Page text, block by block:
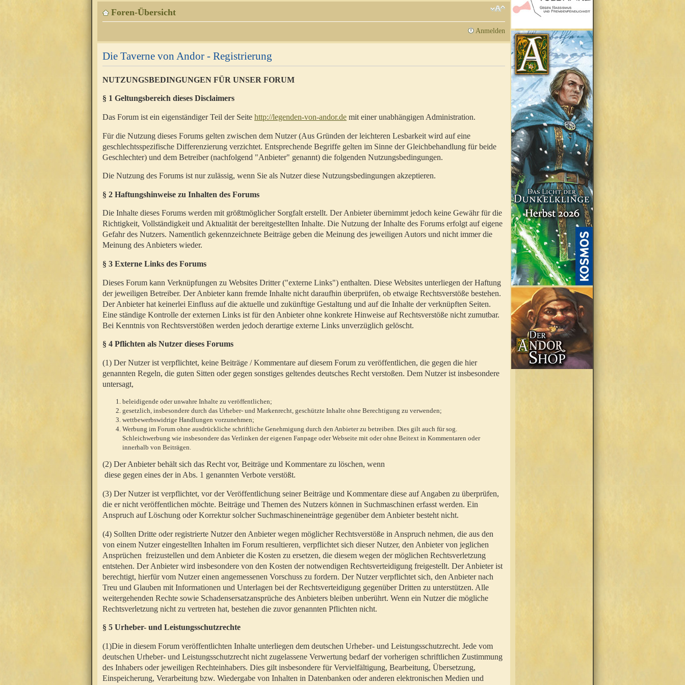
Foren-Übersicht
Anmelden
Die Taverne von Andor - Registrierung
NUTZUNGSBEDINGUNGEN FÜR UNSER FORUM
§ 1 Geltungsbereich dieses Disclaimers
Das Forum ist ein eigenständiger Teil der Seite http://legenden-von-andor.de mit einer unabhängigen Administration.
Für die Nutzung dieses Forums gelten zwischen dem Nutzer (Aus Gründen der leichteren Lesbarkeit wird auf eine
geschlechtsspezifische Differenzierung verzichtet. Entsprechende Begriffe gelten im Sinne der Gleichbehandlung für beide
Geschlechter) und dem Betreiber (nachfolgend "Anbieter" genannt) die folgenden Nutzungsbedingungen.
Die Nutzung des Forums ist nur zulässig, wenn Sie als Nutzer diese Nutzungsbedingungen akzeptieren.
§ 2 Haftungshinweise zu Inhalten des Forums
Die Inhalte dieses Forums werden mit größtmöglicher Sorgfalt erstellt. Der Anbieter übernimmt jedoch keine Gewähr für die
Richtigkeit, Vollständigkeit und Aktualität der bereitgestellten Inhalte. Die Nutzung der Inhalte des Forums erfolgt auf eigene
Gefahr des Nutzers. Namentlich gekennzeichnete Beiträge geben die Meinung des jeweiligen Autors und nicht immer die
Meinung des Anbieters wieder.
§ 3 Externe Links des Forums
Dieses Forum kann Verknüpfungen zu Websites Dritter ("externe Links") enthalten. Diese Websites unterliegen der Haftung
der jeweiligen Betreiber. Der Anbieter kann fremde Inhalte nicht daraufhin überprüfen, ob etwaige Rechtsverstöße bestehen.
Der Anbieter hat keinerlei Einfluss auf die aktuelle und zukünftige Gestaltung und auf die Inhalte der verknüpften Seiten.
Eine ständige Kontrolle der externen Links ist für den Anbieter ohne konkrete Hinweise auf Rechtsverstöße nicht zumutbar.
Bei Kenntnis von Rechtsverstößen werden jedoch derartige externe Links unverzüglich gelöscht.
§ 4 Pflichten als Nutzer dieses Forums
(1) Der Nutzer ist verpflichtet, keine Beiträge / Kommentare auf diesem Forum zu veröffentlichen, die gegen die hier
genannten Regeln, die guten Sitten oder gegen sonstiges geltendes deutsches Recht verstoßen. Dem Nutzer ist insbesondere
untersagt,
beleidigende oder unwahre Inhalte zu veröffentlichen;
gesetzlich, insbesondere durch das Urheber- und Markenrecht, geschützte Inhalte ohne Berechtigung zu verwenden;
wettbewerbswidrige Handlungen vorzunehmen;
Werbung im Forum ohne ausdrückliche schriftliche Genehmigung durch den Anbieter zu betreiben. Dies gilt auch für sog.
Schleichwerbung wie insbesondere das Verlinken der eigenen Fanpage oder Webseite mit oder ohne Beitext in Kommentaren oder
innerhalb von Beiträgen.
(2) Der Anbieter behält sich das Recht vor, Beiträge und Kommentare zu löschen, wenn
diese gegen eines der in Abs. 1 genannten Verbote verstößt.
(3) Der Nutzer ist verpflichtet, vor der Veröffentlichung seiner Beiträge und Kommentare diese auf Angaben zu überprüfen,
die er nicht veröffentlichen möchte. Beiträge und Themen des Nutzers können in Suchmaschinen erfasst werden. Ein
Anspruch auf Löschung oder Korrektur solcher Suchmaschineneinträge gegenüber dem Anbieter besteht nicht.
(4) Sollten Dritte oder registrierte Nutzer den Anbieter wegen möglicher Rechtsverstöße in Anspruch nehmen, die aus den
von einem Nutzer eingestellten Inhalten im Forum resultieren, verpflichtet sich dieser Nutzer, den Anbieter von jeglichen
Ansprüchen freizustellen und dem Anbieter die Kosten zu ersetzen, die diesem wegen der möglichen Rechtsverletzung
entstehen. Der Anbieter wird insbesondere von den Kosten der notwendigen Rechtsverteidigung freigestellt. Der Anbieter ist
berechtigt, hierfür vom Nutzer einen angemessenen Vorschuss zu fordern. Der Nutzer verpflichtet sich, den Anbieter nach
Treu und Glauben mit Informationen und Unterlagen bei der Rechtsverteidigung gegenüber Dritten zu unterstützen. Alle
weitergehenden Rechte sowie Schadensersatzansprüche des Anbieters bleiben unberührt. Wenn ein Nutzer die mögliche
Rechtsverletzung nicht zu vertreten hat, bestehen die zuvor genannten Pflichten nicht.
§ 5 Urheber- und Leistungsschutzrechte
(1)Die in diesem Forum veröffentlichten Inhalte unterliegen dem deutschen Urheber- und Leistungsschutzrecht. Jede vom
deutschen Urheber- und Leistungsschutzrecht nicht zugelassene Verwertung bedarf der vorherigen schriftlichen Zustimmung
des Inhabers oder jeweiligen Rechteinhabers. Dies gilt insbesondere für Vervielfältigung, Bearbeitung, Übersetzung,
Einspeicherung, Verarbeitung bzw. Wiedergabe von Inhalten in Datenbanken oder anderen elektronischen Medien und